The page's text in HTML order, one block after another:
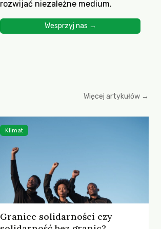
rozwijać niezależne medium.
Wesprzyj nas →
Więcej artykułów →
Granice solidarności czy
Klimat